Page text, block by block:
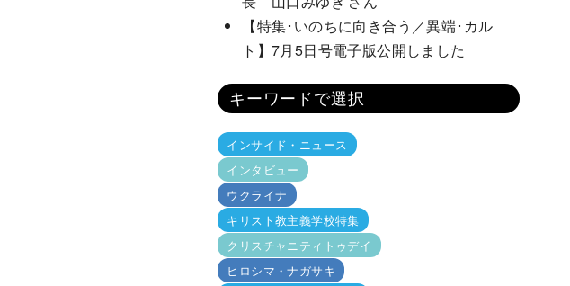
【特集･いのちに向き合う／異端･カル
ト】7月5日号電子版公開しました
キーワードで選択
インサイド・ニュース
インタビュー
ウクライナ
キリスト教主義学校特集
クリスチャニティトゥデイ
ヒロシマ・ナガサキ